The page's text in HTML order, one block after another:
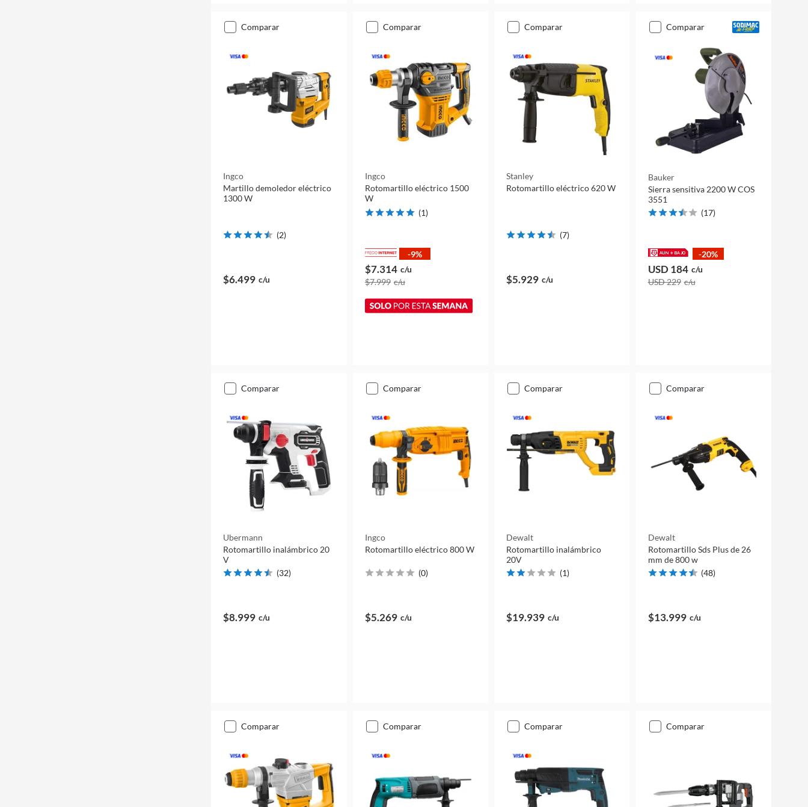
comparar
Ingco
Martillo demoledor eléctrico
1300 W
(2)
$6.499 c/u
comparar
Ingco
Rotomartillo eléctrico 1500
W
(1)
-9%
$7.314 c/u
$7.999 c/u
comparar
Stanley
Rotomartillo eléctrico 620 W
(7)
$5.929 c/u
comparar
Bauker
Sierra sensitiva 2200 W COS
3551
(17)
-20%
USD 184 c/u
USD 229 c/u
comparar
Ubermann
Rotomartillo inalámbrico 20
V
(32)
$8.999 c/u
comparar
Ingco
Rotomartillo eléctrico 800 W
(0)
$5.269 c/u
comparar
Dewalt
Rotomartillo inalámbrico
20V
(1)
$19.939 c/u
comparar
Dewalt
Rotomartillo Sds Plus de 26
mm de 800 w
(48)
$13.999 c/u
comparar comparar comparar comparar